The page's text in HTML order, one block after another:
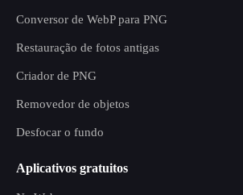
Conversor de WebP para PNG
Restauração de fotos antigas
Criador de PNG
Removedor de objetos
Desfocar o fundo
Aplicativos gratuitos